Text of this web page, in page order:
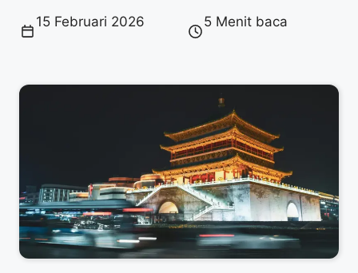
15 Februari 2026 5 Menit baca